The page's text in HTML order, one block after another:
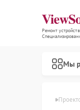
Ремонт
Мы